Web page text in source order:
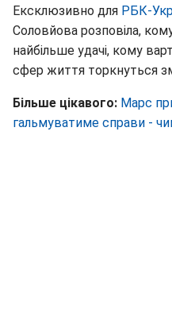
Ексклюзивно для РБК-
Соловйова розповіла,
найбільше удачі, кому
сфер життя торкнуться
Більше цікавого: Марс
гальмуватиме справи -